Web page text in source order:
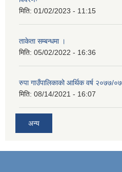
मिति: 01/02/2023 - 11:15
ताकेता सम्बन्धमा ।
मिति: 05/02/2022 - 16:36
रुपा गाउँपालिकाको आर्थिक वर्ष २०७७/
मिति: 08/14/2021 - 16:07
अन्य